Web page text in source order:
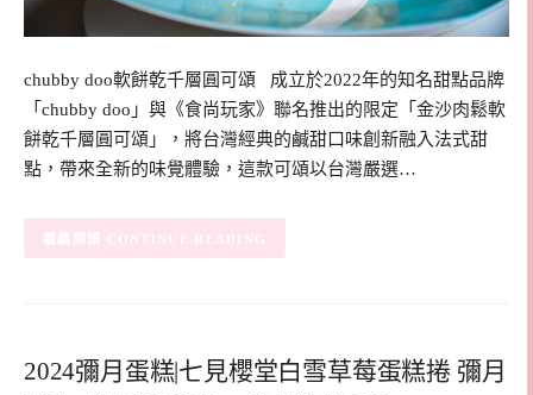
chubby doo軟餅乾千層圓可頌 成立於2022年的知名甜點品牌
「chubby doo」與《食尚玩家》聯名推出的限定「金沙肉鬆軟
餅乾千層圓可頌」，將台灣經典的鹹甜口味創新融入法式甜
點，帶來全新的味覺體驗，這款可頌以台灣嚴選…
CONTINUE READING
2024彌月蛋糕|七見櫻堂白雪草莓蛋糕捲 彌月